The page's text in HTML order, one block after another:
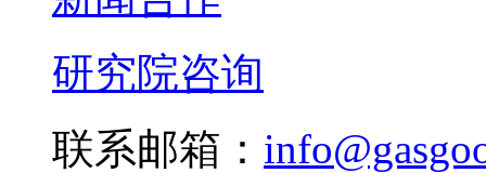
研究院咨询
联系邮箱：